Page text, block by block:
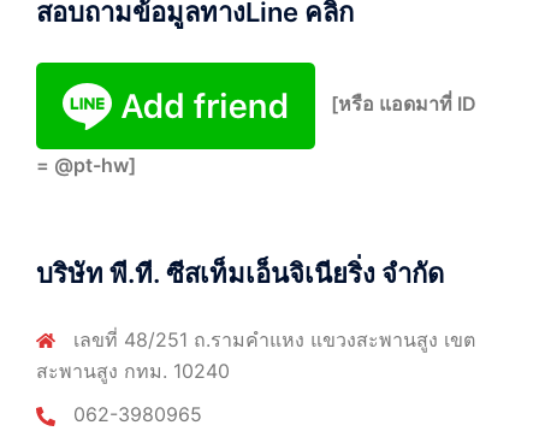
สอบถามข้อมูลทางLine คลิก
[หรือ แอดมาที่ ID
= @pt-hw]
บริษัท พี.ที. ซีสเท็มเอ็นจิเนียริ่ง จำกัด
เลขที่ 48/251 ถ.รามคำแหง แขวงสะพานสูง เขต
สะพานสูง กทม. 10240
062-3980965